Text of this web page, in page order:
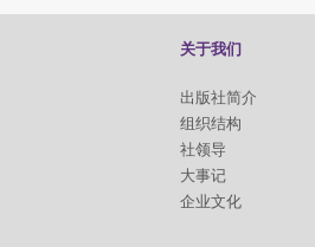
关于我们
出版社简介
组织结构
社领导
大事记
企业文化